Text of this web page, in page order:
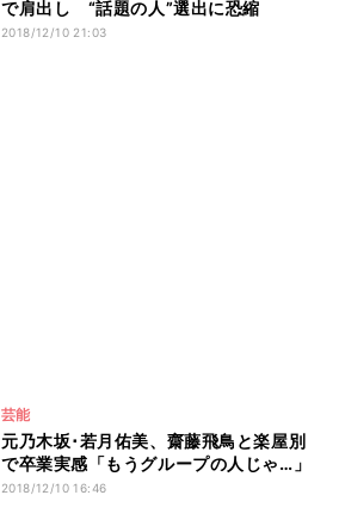
で肩出し “話題の人”選出に恐縮
2018/12/10 21:03
芸能
元乃木坂･若月佑美、齋藤飛鳥と楽屋別
で卒業実感「もうグループの人じゃ…」
2018/12/10 16:46